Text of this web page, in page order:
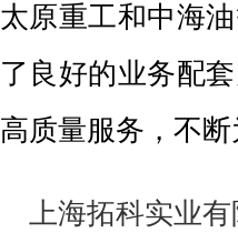
太原重工和中海
了良好的业务配
高质量服务，不
上海拓科实业